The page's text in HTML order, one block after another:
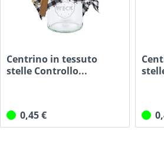
Centrino in tessuto
stelle Controllo...
0,45 €